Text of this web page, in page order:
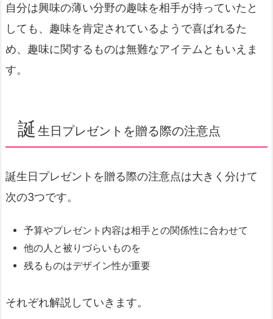
自分は興味の薄い分野の趣味を相手が持っていたと
しても、趣味を肯定されているようで喜ばれるた
め、趣味に関するものは無難なアイテムともいえま
す。
誕 生日プレゼントを贈る際の注意点
誕生日プレゼントを贈る際の注意点は大きく分けて
次の3つです。
予算やプレゼント内容は相手との関係性に合わせて
他の人と被りづらいものを
残るものはデザイン性が重要
それぞれ解説していきます。